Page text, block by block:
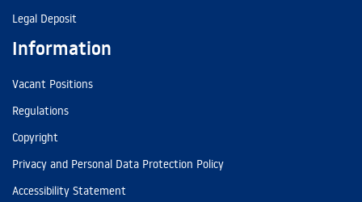
Legal Deposit
Information
Vacant Positions
Regulations
Copyright
Privacy and Personal Data Protection Policy
Accessibility Statement